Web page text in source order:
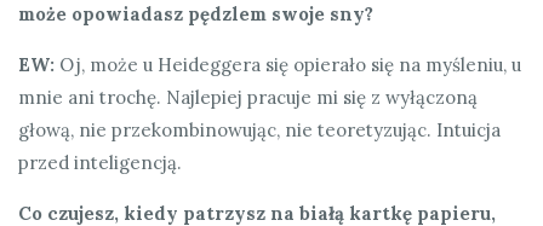
może opowiadasz pędzlem swoje sny?
EW: Oj, może u Heideggera się opierało się na myśleniu, u
mnie ani trochę. Najlepiej pracuje mi się z wyłączoną
głową, nie przekombinowując, nie teoretyzując. Intuicja
przed inteligencją.
Co czujesz, kiedy patrzysz na białą kartkę papieru,